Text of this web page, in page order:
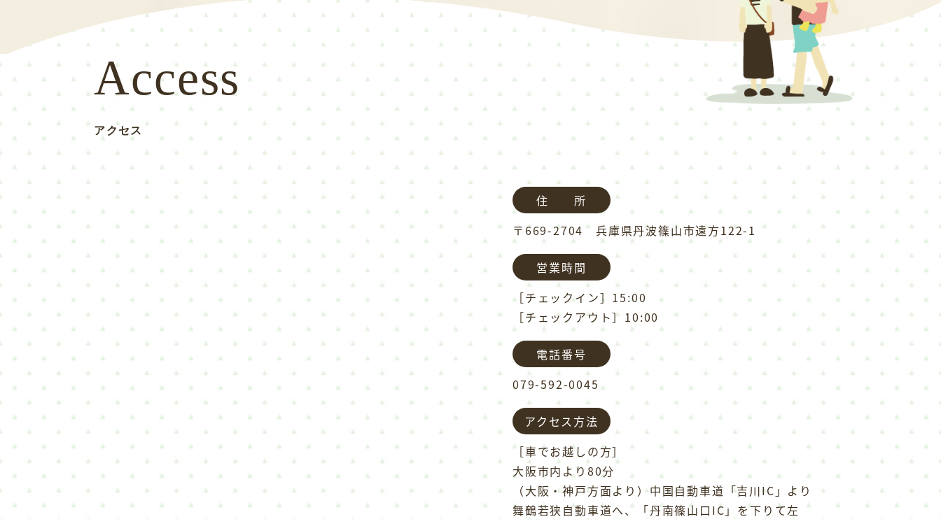
Access
アクセス
住 所
〒669-2704 兵庫県丹波篠山市遠方122-1
営業時間
［チェックイン］15:00
［チェックアウト］10:00
電話番号
079-592-0045
アクセス方法
［車でお越しの方］
大阪市内より80分
（大阪・神戸方面より）中国自動車道「吉川IC」より
舞鶴若狭自動車道へ、「丹南篠山口IC」を下りて左